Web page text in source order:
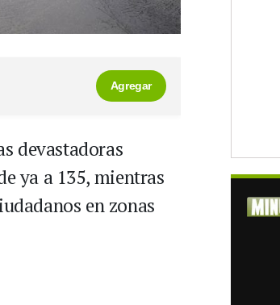
Agregar
devastadoras
ya a 135, mientras
en zonas